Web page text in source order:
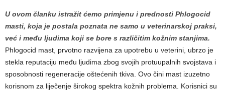
U ovom članku istražit ćemo primjenu i prednosti Phlogocid
masti, koja je postala poznata ne samo u veterinarskoj praksi,
već i među ljudima koji se bore s različitim kožnim stanjima.
Phlogocid mast, prvotno razvijena za upotrebu u veterini, ubrzo je
stekla reputaciju među ljudima zbog svojih protuupalnih svojstava i
sposobnosti regeneracije oštećenih tkiva. Ovo čini mast izuzetno
korisnom za liječenje širokog spektra kožnih problema. Korisnici su